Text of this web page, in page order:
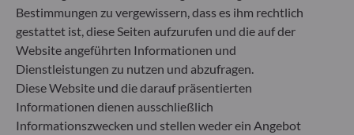
besser vergleichbar und für Endinvestoren besser
verständlich zu machen.
Artikel 6: Das Fondsmanagementteam
berücksichtigt bei der Anlageentscheidung keine
Nachhaltigkeitsrisiken oder nachteiligen
Auswirkungen von Anlageentscheidungen auf
Nachhaltigkeitsfaktoren.
Artikel 8: Das Fondsmanagementteam adressiert
Bestimmungen zu vergewissern, dass es ihm rechtlich
gestattet ist, diese Seiten aufzurufen und die auf der
Website angeführten Informationen und
Dienstleistungen zu nutzen und abzufragen.
Diese Website und die darauf präsentierten
Informationen dienen ausschließlich
Informationszwecken und stellen weder ein Angebot